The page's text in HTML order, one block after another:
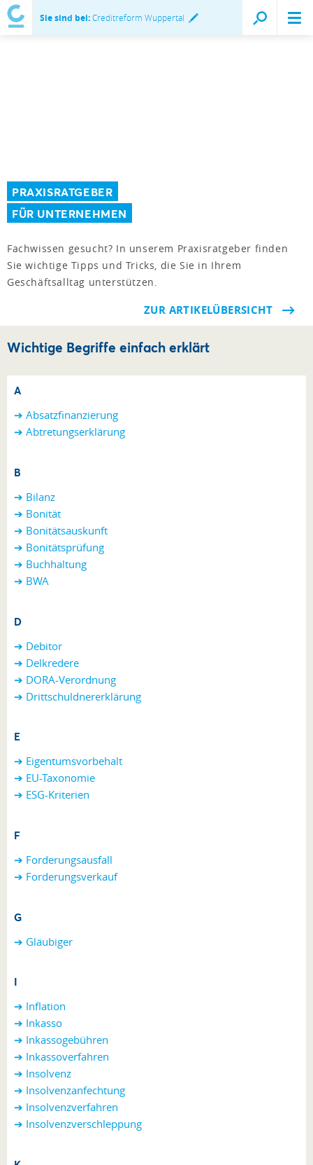
Sie sind bei:Creditreform Wuppertal
PRAXISRATGEBER
FÜR UNTERNEHMEN
Fachwissen gesucht? In unserem Praxisratgeber finden
Sie wichtige Tipps und Tricks, die Sie in Ihrem
Geschäftsalltag unterstützen.
ZUR ARTIKELÜBERSICHT
Wichtige Begriffe einfach erklärt
A
➔ Absatzfinanzierung
➔ Abtretungserklärung
B
➔ Bilanz
➔ Bonität
➔ Bonitätsauskunft
➔ Bonitätsprüfung
➔ Buchhaltung
➔ BWA
D
➔ Debitor
➔ Delkredere
➔ DORA-Verordnung
➔ Drittschuldnererklärung
E
➔ Eigentumsvorbehalt
➔ EU-Taxonomie
➔ ESG-Kriterien
F
➔ Forderungsausfall
➔ Forderungsverkauf
G
➔ Gläubiger
I
➔ Inflation
➔ Inkasso
➔ Inkassogebühren
➔ Inkassoverfahren
➔ Insolvenz
➔ Insolvenzanfechtung
➔ Insolvenzverfahren
➔ Insolvenzverschleppung